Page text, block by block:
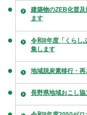
建築物のZEB化普
ます
令和8年度「くらし
集します
地域脱炭素移行・再
長野県地域おこし